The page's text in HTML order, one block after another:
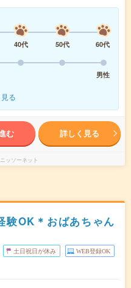
40代 50代
60代
男性
る
む 詳しく見る
ッソーネット
験OK＊おばあちゃん
土日祝日が休み WEB登録OK